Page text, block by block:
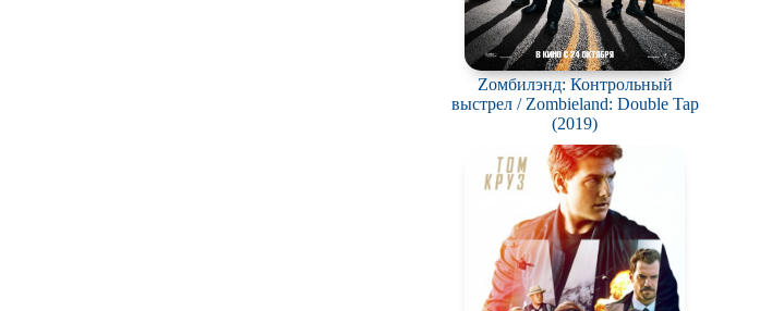
Zомбилэнд: Контрольный
выстрел / Zombieland: Double Tap
(2019)